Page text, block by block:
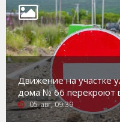
Движение на участке
дома № 66 перекроют
05-авг, 09:39